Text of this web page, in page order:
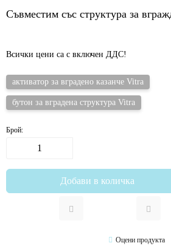
Съвместим със структура за
Всички цени са с включен ДДС!
активатор за вградено казанче Vitra
бутон за вградена структура Vitra
Брой:
Оцени продукта